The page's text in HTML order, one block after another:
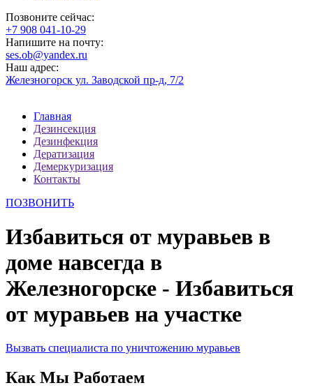
Позвоните сейчас:
‪+7 908 041-10-29
Напишите на почту:
ses.ob@yandex.ru
Наш адрес:
Железногорск ул. Заводской пр-д, 7/2
Главная
Дезинсекция
Дезинфекция
Дератизация
Демеркуризация
Контакты
ПОЗВОНИТЬ
Избавиться от муравьев в
доме навсегда в
Железногорске - Избавиться
от муравьев на участке
Вызвать специалиста по уничтожению муравьев
Как Мы Работаем